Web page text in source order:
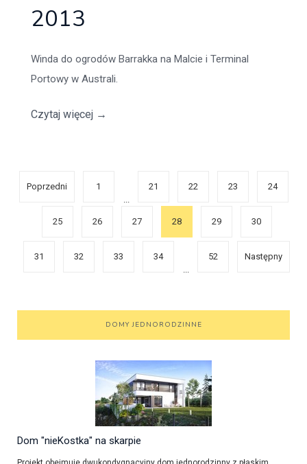
2013
Winda do ogrodów Barrakka na Malcie i Terminal
Portowy w Australi.
Czytaj więcej →
Poprzedni
1
21 22 23 24
25 26 27 28 29 30
31 32 33
34
52 Następny
DOMY JEDNORODZINNE
Dom "nieKostka" na skarpie